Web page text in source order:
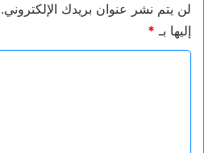
لن يتم نشر عنوان بريدك الإلكتروني.
إليها بـ *